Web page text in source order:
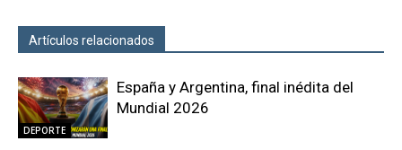
Artículos relacionados
DEPORTE
España y Argentina, final inédita del
Mundial 2026